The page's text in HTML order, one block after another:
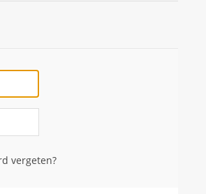
vergeten?